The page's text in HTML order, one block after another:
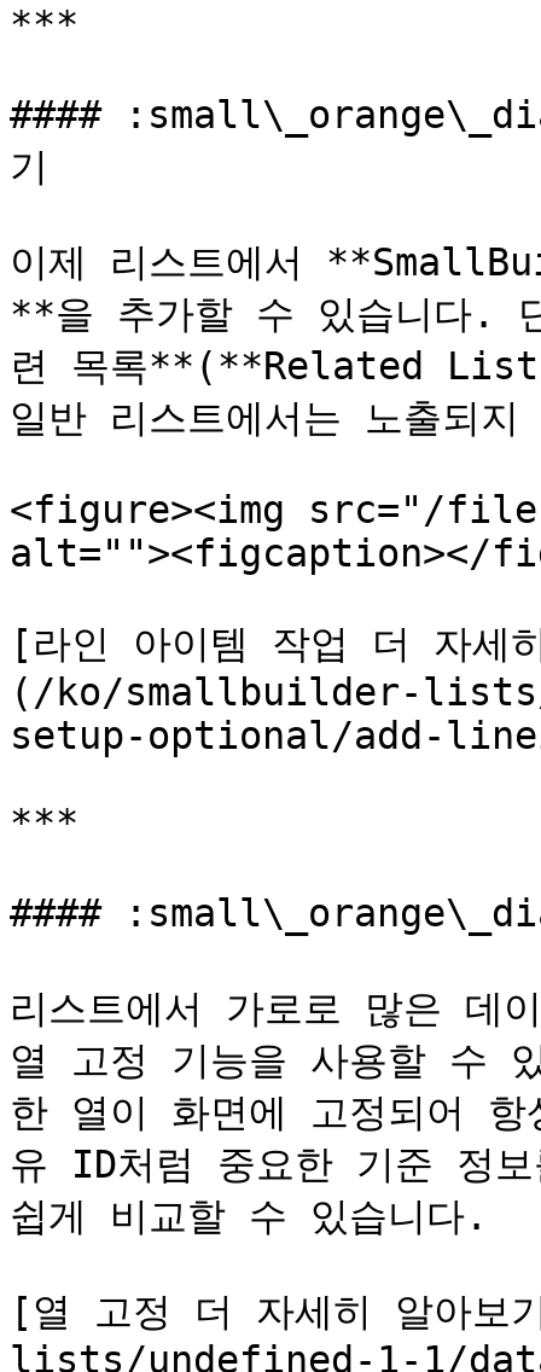
***
####
기
이제 리스트에서
**을 추가할 수 있습니다.
련 목록**(**Related List)
일반 리스트에서는 노출되
<figure><img src="/files/
alt=""><figcaption></
[라인 아이템 작업 더 자세
(/ko/smallbuilder-
setup-optional/add-
***
####
리스트에서 가로로 많은 데
열 고정 기능을 사용할 수
한 열이 화면에 고정되어
유 ID처럼 중요한 기준 정
쉽게 비교할 수 있습니다.
[열 고정 더 자세히 알아
lists/undefined-1-1/